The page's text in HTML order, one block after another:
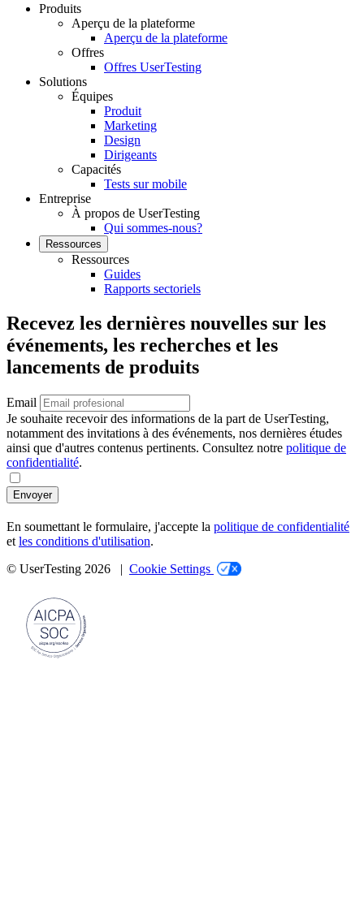
Footer
Produits
Aperçu de la plateforme
Aperçu de la plateforme
Offres
Offres UserTesting
Solutions
Équipes
Produit
Marketing
Design
Dirigeants
Capacités
Tests sur mobile
Entreprise
À propos de UserTesting
Qui sommes-nous?
Ressources
Ressources
Guides
Rapports sectoriels
Recevez les dernières nouvelles sur les
événements, les recherches et les
lancements de produits
Email
Je souhaite recevoir des informations de la part de UserTesting,
notamment des invitations à des événements, nos dernières études
ainsi que d'autres contenus pertinents. Consultez notre politique de
confidentialité.
Envoyer
En soumettant le formulaire, j'accepte la politique de confidentialité
et les conditions d'utilisation.
© UserTesting 2026 | Cookie Settings